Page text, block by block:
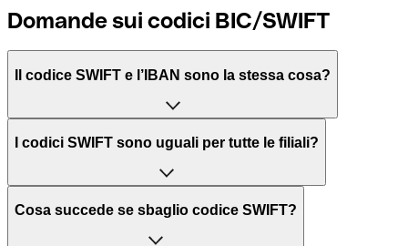
Domande sui codici BIC/SWIFT
Il codice SWIFT e l’IBAN sono la stessa cosa?
L'acronimo SWIFT sta per “Society for Worldwide
per l’elaborazione dei pagamenti tra diversi Paesi.
Il BIC, invece, sta per “Bank Identifier Code” ed è una
I codici SWIFT sono uguali per tutte le filiali?
Dipende dalle banche. In alcuni casi le banche utilizzano
Cosa succede se sbaglio codice SWIFT?